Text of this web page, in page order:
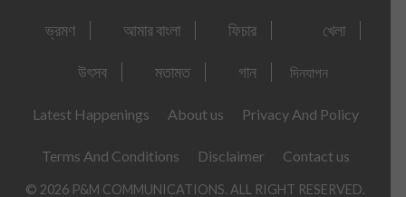
ভ্রমণ আমার বাংলা ফিচার খেলা
উৎসব মতামত গান দিনযাপন
Latest Happenings About us Privacy And Policy
Terms And Conditions Disclaimer Contact us
© 2026 P&M COMMUNICATIONS. ALL RIGHT RESERVED.